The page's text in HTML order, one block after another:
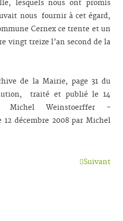
lesquels nous ont promis
nous fournir à cet égard,
Cernex ce trente et un
vingt treize l’an second de la
de la Mairie, page 31 du
traité et publié le 14
Michel Weinstoerffer -
décembre 2008 par Michel
Suivant